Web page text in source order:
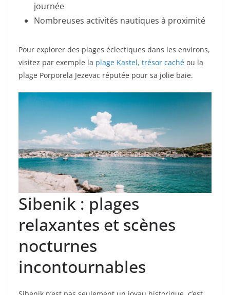
journée
Nombreuses activités nautiques à proximité
Pour explorer des plages éclectiques dans les environs,
visitez par exemple la plage Kastel, trésor caché ou la
plage Porporela Jezevac réputée pour sa jolie baie.
Sibenik : plages
relaxantes et scènes
nocturnes
incontournables